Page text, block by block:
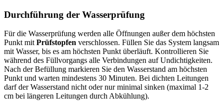
Durchführung der Wasserprüfung
Für die Wasserprüfung werden alle Öffnungen außer dem höchsten
Punkt mit Prüfstopfen verschlossen. Füllen Sie das System langsam
mit Wasser, bis es am höchsten Punkt überläuft. Kontrollieren Sie
während des Füllvorgangs alle Verbindungen auf Undichtigkeiten.
Nach der Befüllung markieren Sie den Wasserstand am höchsten
Punkt und warten mindestens 30 Minuten. Bei dichten Leitungen
darf der Wasserstand nicht oder nur minimal sinken (maximal 1-2
cm bei längeren Leitungen durch Abkühlung).